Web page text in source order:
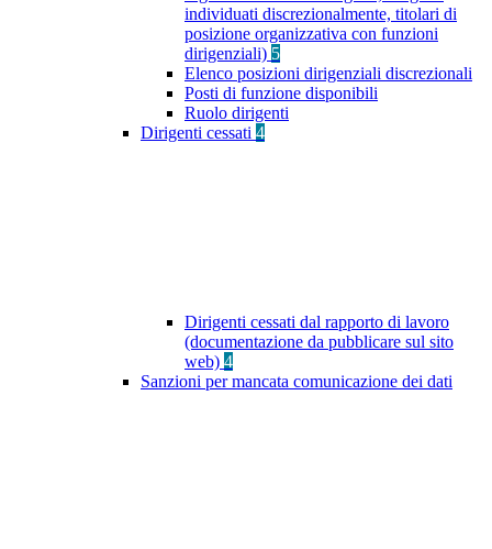
individuati discrezionalmente, titolari di
posizione organizzativa con funzioni
dirigenziali) 5
Elenco posizioni dirigenziali discrezionali
Posti di funzione disponibili
Ruolo dirigenti
Dirigenti cessati 4
Dirigenti cessati dal rapporto di lavoro
(documentazione da pubblicare sul sito
web) 4
Sanzioni per mancata comunicazione dei dati